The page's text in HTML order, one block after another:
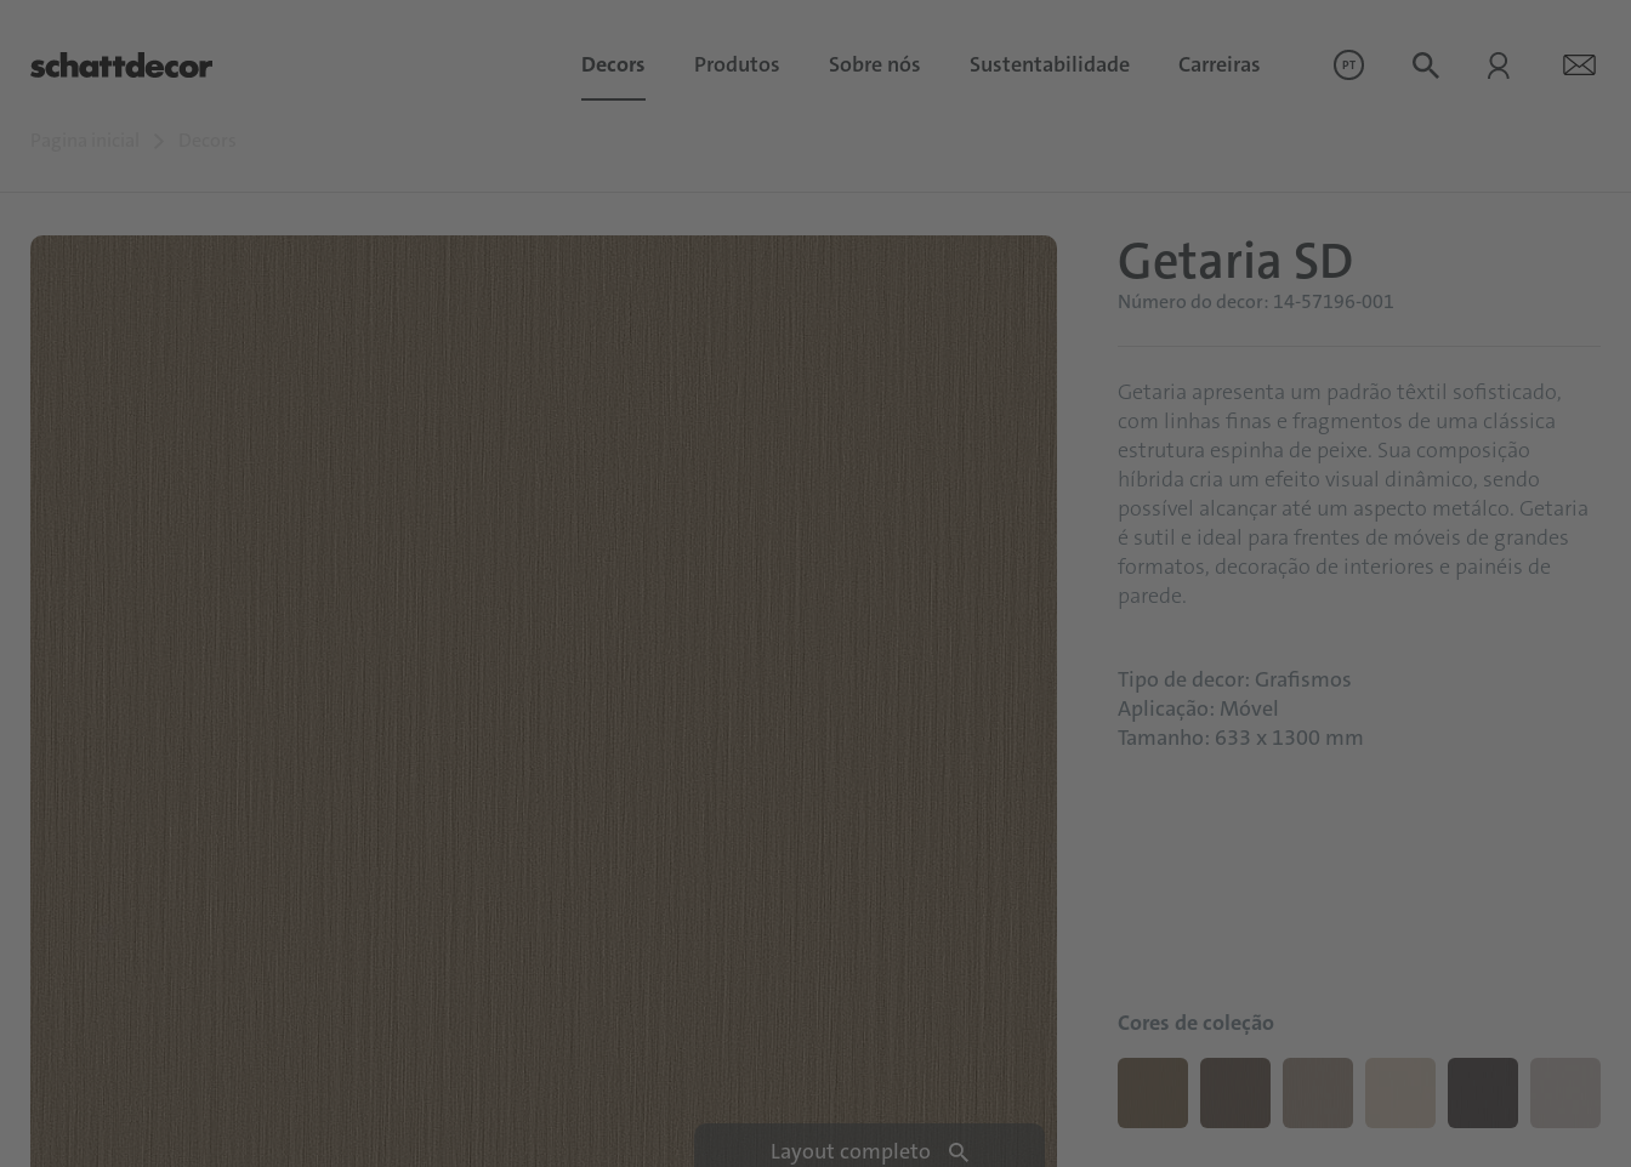
Decors Produtos Sobre nós Sustentabilidade Carreiras PT
Layout completo
Getaria SD
Número do decor: 14-57196-001
Getaria apresenta um padrão têxtil sofisticado,
com linhas finas e fragmentos de uma clássica
estrutura espinha de peixe. Sua composição
híbrida cria um efeito visual dinâmico, sendo
possível alcançar até um aspecto metálco. Getaria
é sutil e ideal para frentes de móveis de grandes
formatos, decoração de interiores e painéis de
parede.
Tipo de decor: Grafismos
Aplicação: Móvel
Tamanho: 633 x 1300 mm
Cores de coleção